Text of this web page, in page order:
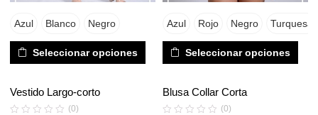
Azul Blanco Negro
Seleccionar opciones
Vestido Largo-corto
(0)
Azul Rojo Negro Turquesa
Seleccionar opciones
Blusa Collar Corta
(0)